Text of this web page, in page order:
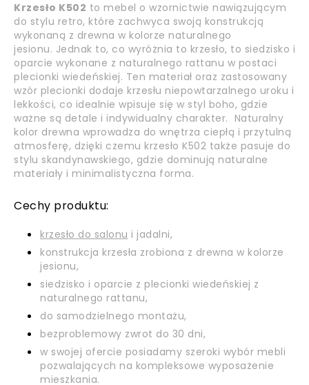
Krzesło K502 to mebel o wzornictwie nawiązującym
do stylu retro, które zachwyca swoją konstrukcją
wykonaną z drewna w kolorze naturalnego
jesionu. Jednak to, co wyróżnia to krzesło, to siedzisko i
oparcie wykonane z naturalnego rattanu w postaci
plecionki wiedeńskiej. Ten materiał oraz zastosowany
wzór plecionki dodaje krzesłu niepowtarzalnego uroku i
lekkości, co idealnie wpisuje się w styl boho, gdzie
ważne są detale i indywidualny charakter. Naturalny
kolor drewna wprowadza do wnętrza ciepłą i przytulną
atmosferę, dzięki czemu krzesło K502 także pasuje do
stylu skandynawskiego, gdzie dominują naturalne
materiały i minimalistyczna forma.
Cechy produktu:
krzesło do salonu i jadalni,
konstrukcja krzesła zrobiona z drewna w kolorze
jesionu,
siedzisko i oparcie z plecionki wiedeńskiej z
naturalnego rattanu,
do samodzielnego montażu,
bezproblemowy zwrot do 30 dni,
w swojej ofercie posiadamy szeroki wybór mebli
pozwalających na kompleksowe wyposażenie
mieszkania.